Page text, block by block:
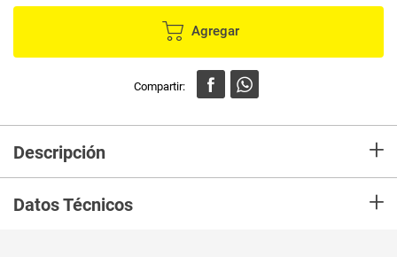
Agregar
Descripción +
Datos Técnicos +